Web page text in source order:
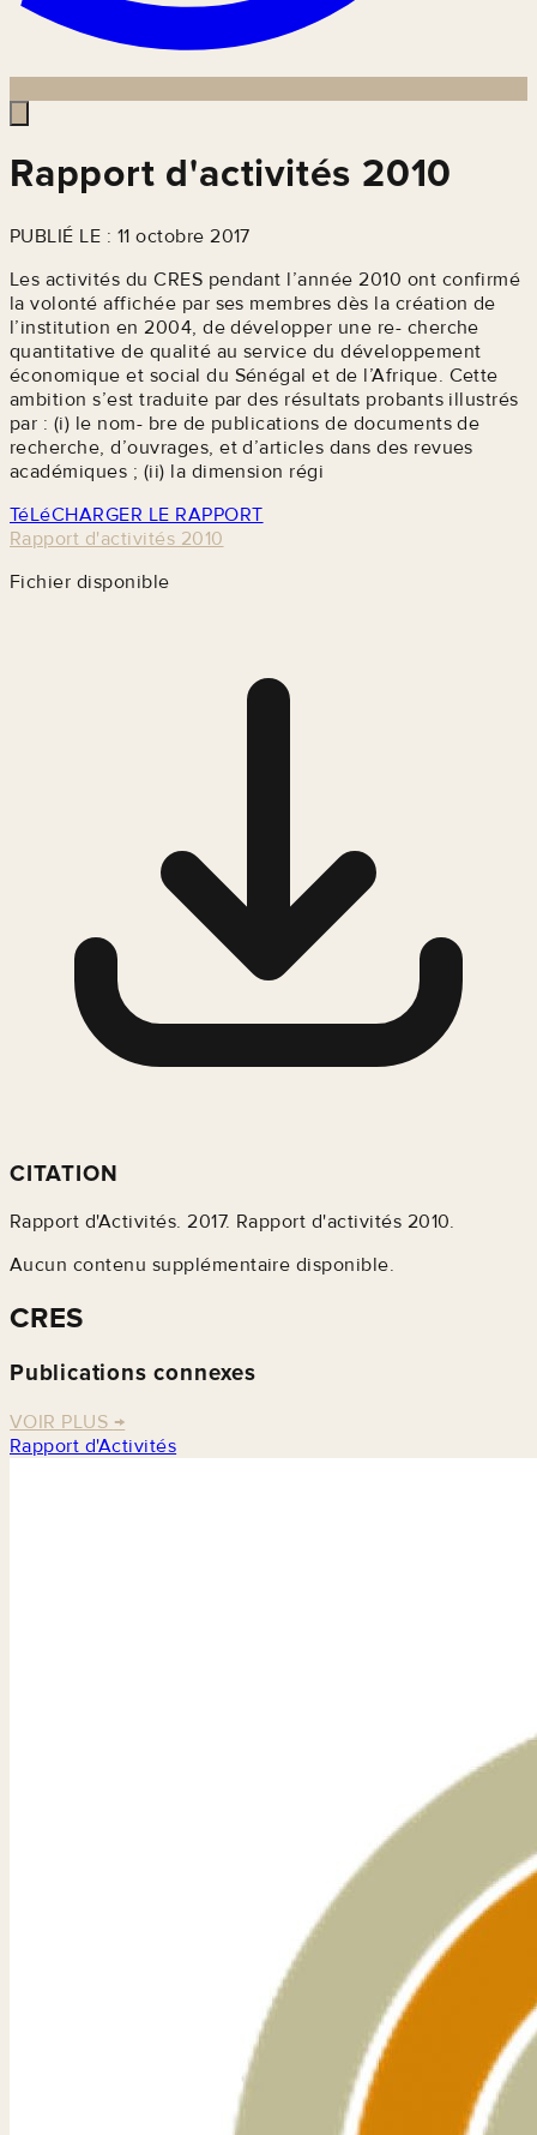
Rapport d'activités 2010
PUBLIÉ LE : 11 octobre 2017
Les activités du CRES pendant l’année 2010 ont confirmé
la volonté affichée par ses membres dès la création de
l’institution en 2004, de développer une re- cherche
quantitative de qualité au service du développement
économique et social du Sénégal et de l’Afrique. Cette
ambition s’est traduite par des résultats probants illustrés
par : (i) le nom- bre de publications de documents de
recherche, d’ouvrages, et d’articles dans des revues
académiques ; (ii) la dimension régi
TéLéCHARGER LE RAPPORT
Rapport d'activités 2010
Fichier disponible
CITATION
Rapport d'Activités. 2017. Rapport d'activités 2010.
Aucun contenu supplémentaire disponible.
CRES
Publications connexes
VOIR PLUS →
Rapport d'Activités